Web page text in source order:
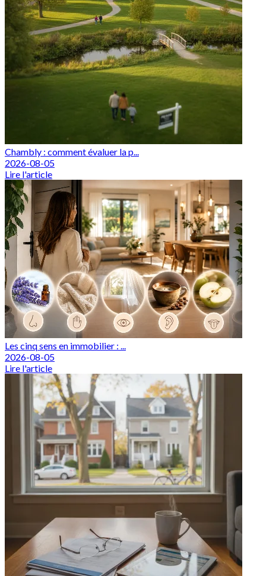
Chambly : comment évaluer la p...
2026-08-05
Lire l'article
Les cinq sens en immobilier : ...
2026-08-05
Lire l'article